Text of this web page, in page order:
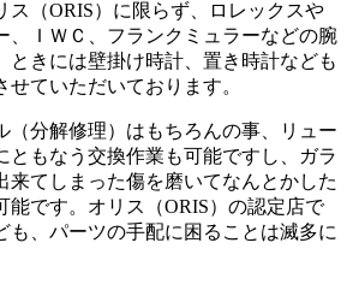
ス（ORIS）に限らず、ロレックスや
、ＩＷＣ、フランクミュラーなどの腕
ときには壁掛け時計、置き時計なども
ていただいております。
（分解修理）はもちろんの事、リュー
ともなう交換作業も可能ですし、ガラ
来てしまった傷を磨いてなんとかした
能です。オリス（ORIS）の認定店で
も、パーツの手配に困ることは滅多に